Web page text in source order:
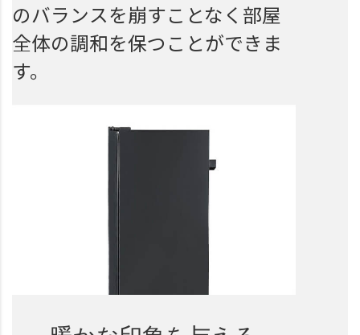
のバランスを崩すことなく部屋
全体の調和を保つことができま
す。